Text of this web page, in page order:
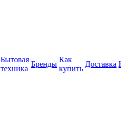
Бытовая
техника
Бренды
Как
купить
Доставка